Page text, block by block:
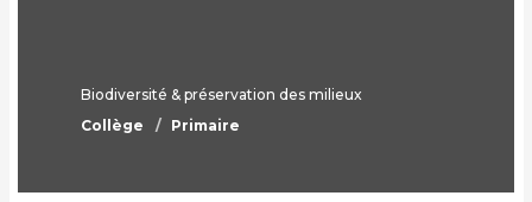
Biodiversité & préservation des milieux
Collège
Primaire